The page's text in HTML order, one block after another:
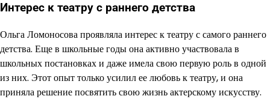
Интерес к театру с раннего детства
Ольга Ломоносова проявляла интерес к театру с самого раннего
детства. Еще в школьные годы она активно участвовала в
школьных постановках и даже имела свою первую роль в одной
из них. Этот опыт только усилил ее любовь к театру, и она
приняла решение посвятить свою жизнь актерскому искусству.